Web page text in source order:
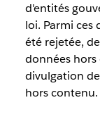
d'entités
loi. Parmi ces
été rejetée,
données
divulgation
hors contenu.